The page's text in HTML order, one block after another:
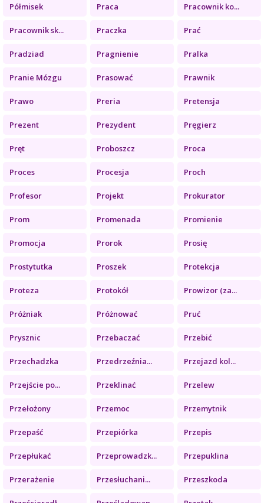
Półmisek Praca Pracownik ko...
Pracownik sk... Praczka Prać
Pradziad Pragnienie Pralka
Pranie Mózgu Prasować Prawnik
Prawo Preria Pretensja
Prezent Prezydent Pręgierz
Pręt Proboszcz Proca
Proces Procesja Proch
Profesor Projekt Prokurator
Prom Promenada Promienie
Promocja Prorok Prosię
Prostytutka Proszek Protekcja
Proteza Protokół Prowizor (za...
Próżniak Próżnować Pruć
Prysznic Przebaczać Przebić
Przechadzka Przedrzeźnia... Przejazd kol...
Przejście po... Przeklinać Przelew
Przełożony Przemoc Przemytnik
Przepaść Przepiórka Przepis
Przepłukać Przeprowadzk... Przepuklina
Przerażenie Przesłuchani... Przeszkoda